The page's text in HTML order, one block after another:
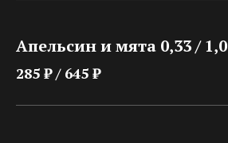
Апельсин и мята 0,33 / 1,0
285 ₽ / 645 ₽